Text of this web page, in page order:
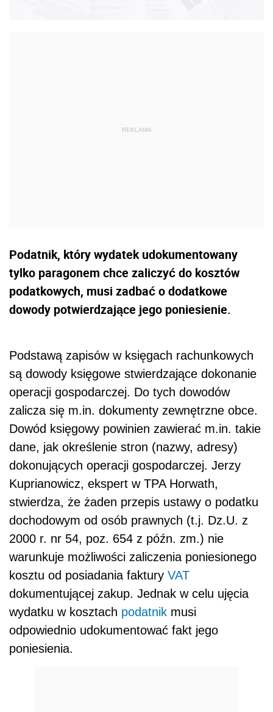
Podatnik, który wydatek udokumentowany
tylko paragonem chce zaliczyć do kosztów
podatkowych, musi zadbać o dodatkowe
dowody potwierdzające jego poniesienie.
Podstawą zapisów w księgach rachunkowych
są dowody księgowe stwierdzające dokonanie
operacji gospodarczej. Do tych dowodów
zalicza się m.in. dokumenty zewnętrzne obce.
Dowód księgowy powinien zawierać m.in. takie
dane, jak określenie stron (nazwy, adresy)
dokonujących operacji gospodarczej. Jerzy
Kuprianowicz, ekspert w TPA Horwath,
stwierdza, że żaden przepis ustawy o podatku
dochodowym od osób prawnych (t.j. Dz.U. z
2000 r. nr 54, poz. 654 z późn. zm.) nie
warunkuje możliwości zaliczenia poniesionego
kosztu od posiadania faktury VAT
dokumentującej zakup. Jednak w celu ujęcia
wydatku w kosztach podatnik musi
odpowiednio udokumentować fakt jego
poniesienia.